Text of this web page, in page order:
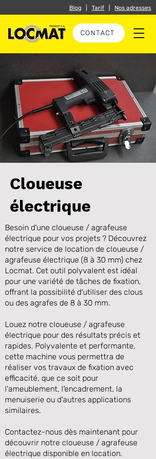
CONTACT
Blog Tarif Nos adresses
Précédente Suivante
Cloueuse
électrique
Besoin d'une cloueuse / agrafeuse
électrique pour vos projets ? Découvrez
notre service de location de cloueuse /
agrafeuse électrique (8 à 30 mm) chez
Locmat. Cet outil polyvalent est idéal
pour une variété de tâches de fixation,
offrant la possibilité d'utiliser des clous
ou des agrafes de 8 à 30 mm.
Louez notre cloueuse / agrafeuse
électrique pour des résultats précis et
rapides. Polyvalente et performante,
cette machine vous permettra de
réaliser vos travaux de fixation avec
efficacité, que ce soit pour
l'ameublement, l'encadrement, la
menuiserie ou d'autres applications
similaires.
Contactez-nous dès maintenant pour
découvrir notre cloueuse / agrafeuse
électrique disponible en location.